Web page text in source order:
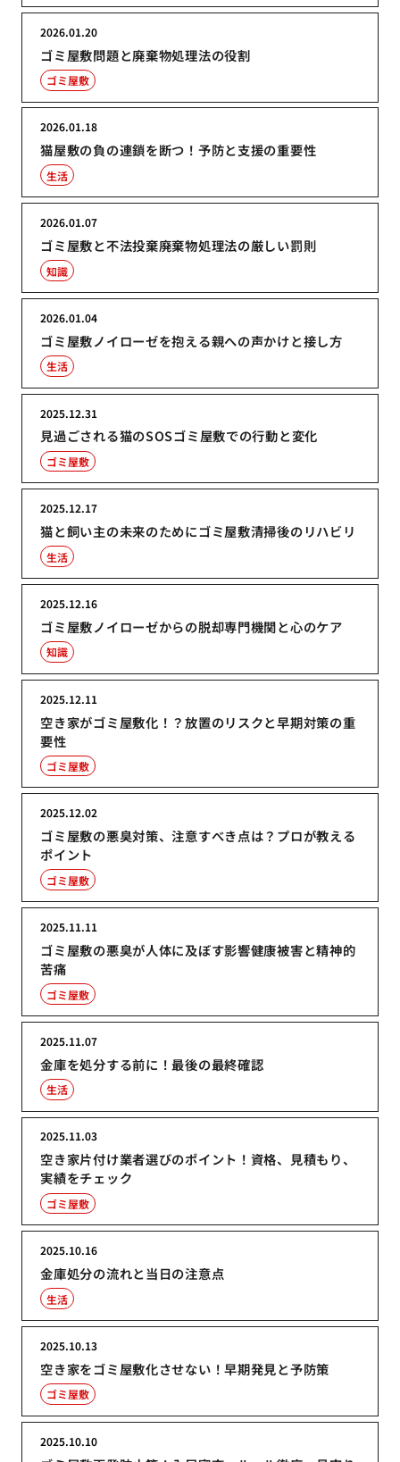
ゴミ屋敷問題と廃棄物処理法の役割
2026.01.20
ゴミ屋敷
猫屋敷の負の連鎖を断つ！予防と支援の重要性
2026.01.18
生活
ゴミ屋敷と不法投棄廃棄物処理法の厳しい罰則
2026.01.07
知識
ゴミ屋敷ノイローゼを抱える親への声かけと接し方
2026.01.04
生活
見過ごされる猫のSOSゴミ屋敷での行動と変化
2025.12.31
ゴミ屋敷
猫と飼い主の未来のためにゴミ屋敷清掃後のリハビリ
2025.12.17
生活
ゴミ屋敷ノイローゼからの脱却専門機関と心のケア
2025.12.16
知識
空き家がゴミ屋敷化！？放置のリスクと早期対策の重
要性
2025.12.11
ゴミ屋敷
ゴミ屋敷の悪臭対策、注意すべき点は？プロが教える
ポイント
2025.12.02
ゴミ屋敷
ゴミ屋敷の悪臭が人体に及ぼす影響健康被害と精神的
苦痛
2025.11.11
ゴミ屋敷
金庫を処分する前に！最後の最終確認
2025.11.07
生活
空き家片付け業者選びのポイント！資格、見積もり、
実績をチェック
2025.11.03
ゴミ屋敷
金庫処分の流れと当日の注意点
2025.10.16
生活
空き家をゴミ屋敷化させない！早期発見と予防策
2025.10.13
ゴミ屋敷
2025.10.10